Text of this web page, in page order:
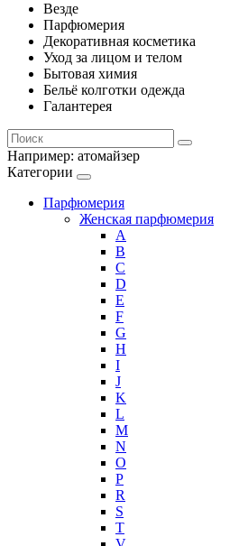
Везде
Парфюмерия
Декоративная косметика
Уход за лицом и телом
Бытовая химия
Бельё колготки одежда
Галантерея
Например: атомайзер
Категории
Парфюмерия
Женская парфюмерия
A
B
C
D
E
F
G
H
I
J
K
L
M
N
O
P
R
S
T